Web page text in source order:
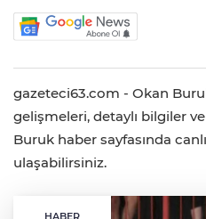
gazeteci63.com - Okan
gelişmeleri, detaylı bilgiler
Buruk haber sayfasında
ulaşabilirsiniz.